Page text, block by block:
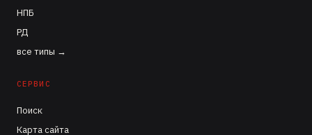
НПБ
РД
все типы →
СЕРВИС
Поиск
Карта сайта